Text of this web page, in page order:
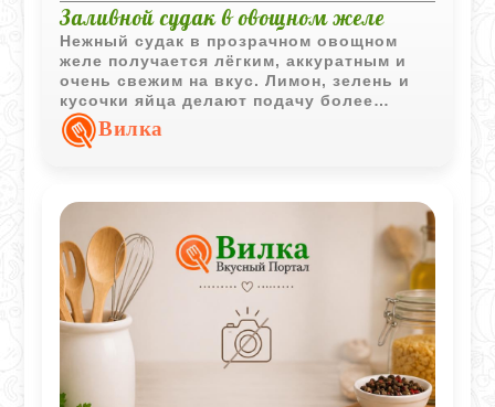
Заливной судак в овощном желе
Нежный судак в прозрачном овощном
желе получается лёгким, аккуратным и
очень свежим на вкус. Лимон, зелень и
кусочки яйца делают подачу более
выразительной, сохраняя классический
характер блюда.
Вилка